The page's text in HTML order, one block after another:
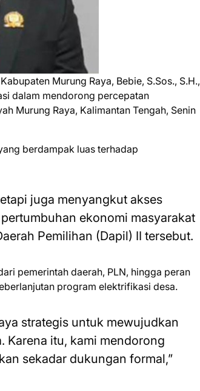
Murung Raya, Bebie, S.Sos., S.H.,
dalam mendorong percepatan
Murung Raya, Kalimantan Tengah, Senin
berdampak luas terhadap
juga menyangkut akses
ekonomi masyarakat
Pemilihan (Dapil) II tersebut.
pemerintah daerah, PLN, hingga peran
program elektrifikasi desa.
strategis untuk mewujudkan
Karena itu, kami mendorong
sekadar dukungan formal,”